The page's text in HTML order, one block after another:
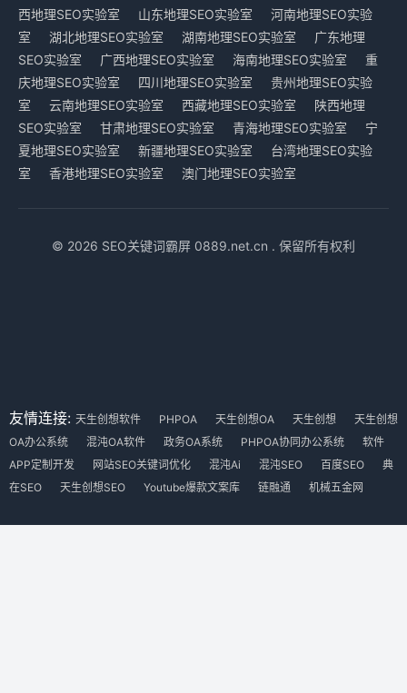
西地理SEO实验室
山东地理SEO实验室
河南地理SEO实验
室
湖北地理SEO实验室 湖南地理SEO实验室
广东地理
SEO实验室
广西地理SEO实验室 海南地理SEO实验室
重
庆地理SEO实验室
四川地理SEO实验室
贵州地理SEO实验
室
云南地理SEO实验室 西藏地理SEO实验室
陕西地理
SEO实验室
甘肃地理SEO实验室 青海地理SEO实验室
宁
夏地理SEO实验室
新疆地理SEO实验室
台湾地理SEO实验
室
香港地理SEO实验室 澳门地理SEO实验室
© 2026 SEO关键词霸屏 0889.net.cn . 保留所有权利
友情连接: 天生创想软件 PHPOA 天生创想OA 天生创想
天生创想
OA办公系统
混沌OA软件 政务OA系统 PHPOA协同办公系统
软件
APP定制开发
网站SEO关键词优化 混沌Ai 混沌SEO 百度SEO
典
在SEO
天生创想SEO Youtube爆款文案库 链融通 机械五金网